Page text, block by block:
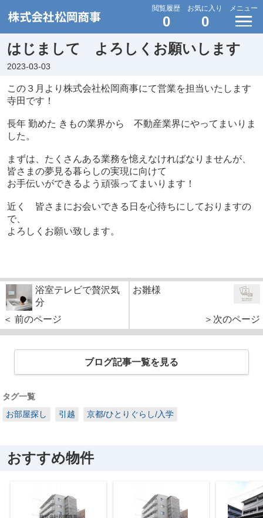
閲覧履歴
0
お気に入り
0
メニュー
はじまして よろしくお願いします
2023-03-03
この３月より株式会社松岡商事にて営業を担当いたします
寺田です！
長年 勤めた きもの業界から 不動産業界にやってまいりま
した。
まずは、たくさんある業務を憶えなければなりませんが、
皆さまの夢見る暮らしの実現に向けて
お手伝いができるよう 頑張ってまいります！
近く 皆さまにお会いできる日を心待ちにしておりますの
で、
よろしくお願い致します。
浴室テレビで贅沢気
分
＜ 前のページ
お雛様
＞次のページ
ブログ記事一覧を見る
タグ一覧
お部屋探し
引越 京都/ひとりぐらし/入学
おすすめ物件